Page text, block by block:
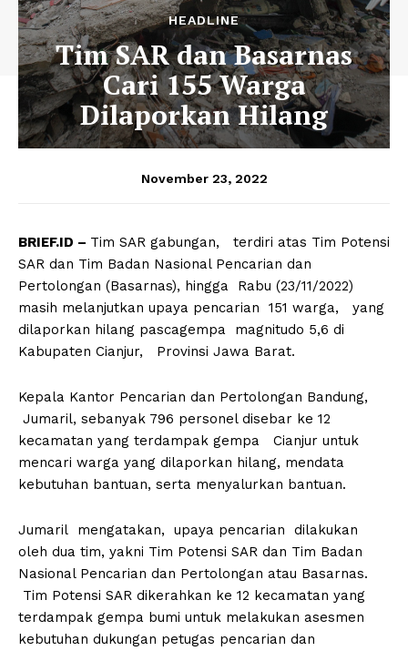
HEADLINE
Tim SAR dan Basarnas
Cari 155 Warga
Dilaporkan Hilang
November 23, 2022
BRIEF.ID – Tim SAR gabungan, terdiri atas Tim Potensi
SAR dan Tim Badan Nasional Pencarian dan
Pertolongan (Basarnas), hingga Rabu (23/11/2022)
masih melanjutkan upaya pencarian 151 warga, yang
dilaporkan hilang pascagempa magnitudo 5,6 di
Kabupaten Cianjur, Provinsi Jawa Barat.
Kepala Kantor Pencarian dan Pertolongan Bandung,
Jumaril, sebanyak 796 personel disebar ke 12
kecamatan yang terdampak gempa Cianjur untuk
mencari warga yang dilaporkan hilang, mendata
kebutuhan bantuan, serta menyalurkan bantuan.
Jumaril mengatakan, upaya pencarian dilakukan
oleh dua tim, yakni Tim Potensi SAR dan Tim Badan
Nasional Pencarian dan Pertolongan atau Basarnas.
Tim Potensi SAR dikerahkan ke 12 kecamatan yang
terdampak gempa bumi untuk melakukan asesmen
kebutuhan dukungan petugas pencarian dan